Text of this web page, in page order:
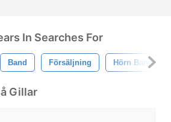
In Searches For
Band Försäljning Hörn Banner
Gillar